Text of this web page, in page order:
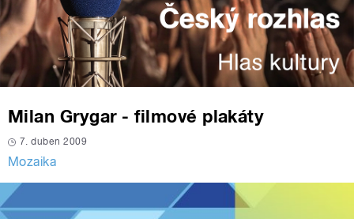
Milan Grygar - filmové plakáty
7. duben 2009
Mozaika